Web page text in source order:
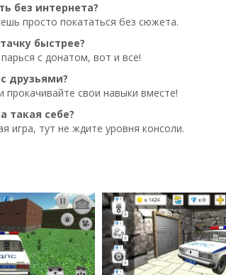
без интернета?
просто покататься без сюжета.
быстрее?
с донатом, вот и все!
друзьями?
прокачивайте свои навыки вместе!
такая себе?
игра, тут не ждите уровня консоли.